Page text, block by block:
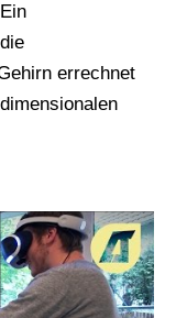
errechnet